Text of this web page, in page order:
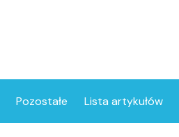
Pozostałe Lista artykułów